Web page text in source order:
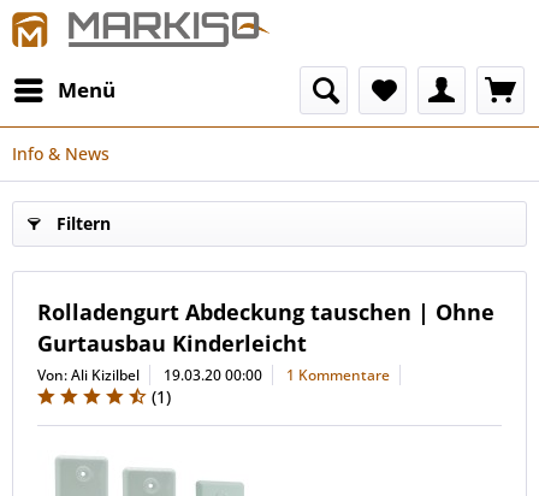
Menü
Info & News
Filtern
Rolladengurt Abdeckung tauschen | Ohne
Gurtausbau Kinderleicht
Von: Ali Kizilbel 19.03.20 00:00 1 Kommentare
(1)